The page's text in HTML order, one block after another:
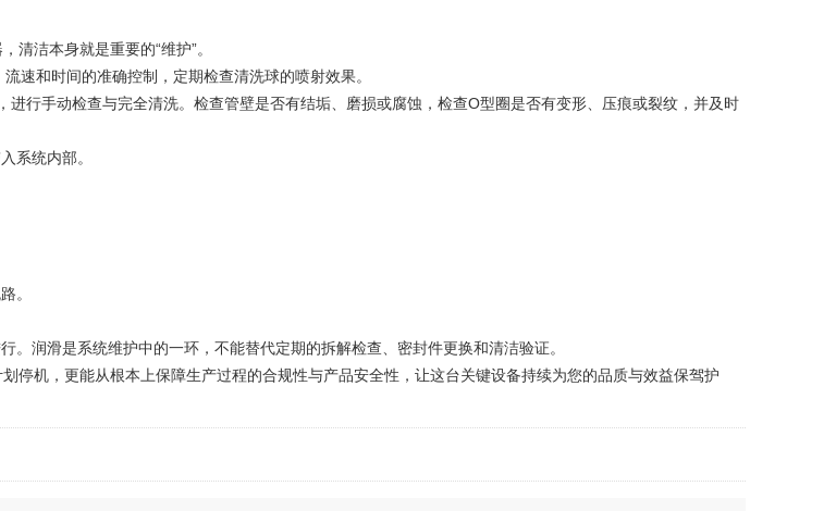
洁本身就是重要的“维护”。
和时间的准确控制，定期检查清洗球的喷射效果。
手动检查与完全清洗。检查管壁是否有结垢、磨损或腐蚀，检查O型圈是否有变形、压痕或裂纹，并及时
系统内部。
。
润滑是系统维护中的一环，不能替代定期的拆解检查、密封件更换和清洁验证。
机，更能从根本上保障生产过程的合规性与产品安全性，让这台关键设备持续为您的品质与效益保驾护